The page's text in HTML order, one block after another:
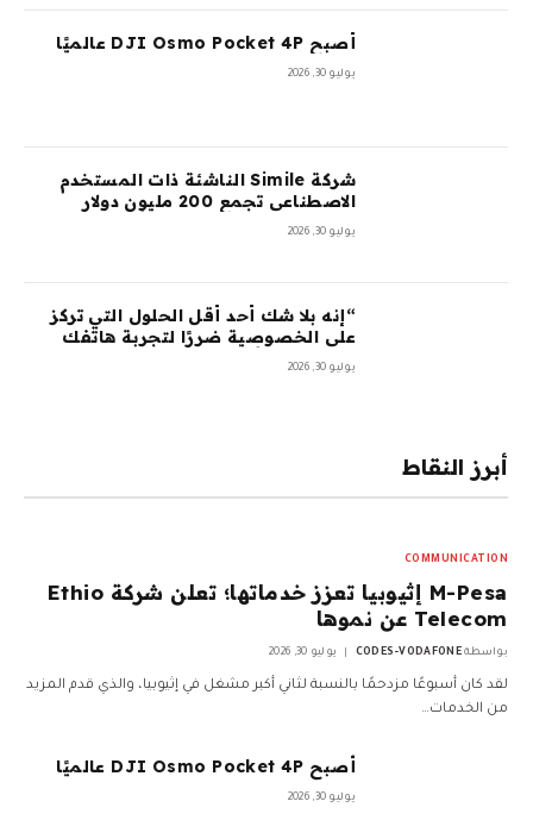
أصبح DJI Osmo Pocket 4P عالميًا
يوليو 30, 2026
شركة Simile الناشئة ذات المستخدم
الاصطناعي تجمع 200 مليون دولار
السلسلة A بقيمة 100 مليون دولار
يوليو 30, 2026
“إنه بلا شك أحد أقل الحلول التي تركز
على الخصوصية ضررًا لتجربة هاتفك
المحمول”: أمضيت شهرًا في اختبار
يوليو 30, 2026
أبرز النقاط
COMMUNICATION
M-Pesa إثيوبيا تعزز خدماتها؛ تعلن شركة Ethio
Telecom عن نموها
بواسطة CODES-VODAFONE يوليو 30, 2026
لقد كان أسبوعًا مزدحمًا بالنسبة لثاني أكبر مشغل في إثيوبيا، والذي قدم المزيد
من الخدمات…
أصبح DJI Osmo Pocket 4P عالميًا
يوليو 30, 2026